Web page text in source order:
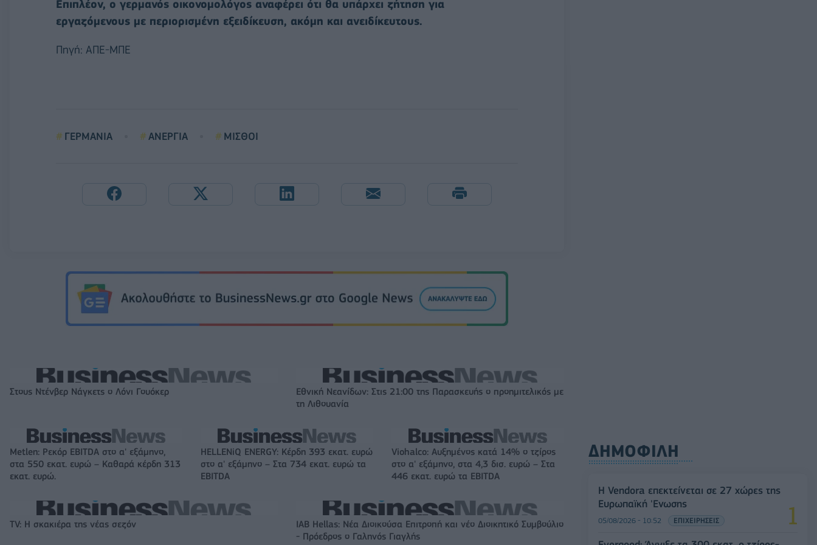
Επιπλέον, ο γερμανός οικονομολόγος αναφέρει ότι θα υπάρχει ζήτηση για
εργαζόμενους με περιορισμένη εξειδίκευση, ακόμη και ανειδίκευτους.
Πηγή: ΑΠΕ-ΜΠΕ
ΓΕΡΜΑΝΙΑ ΑΝΕΡΓΙΑ ΜΙΣΘΟΙ
Στους Ντένβερ Νάγκετς ο Λόνι Γουόκερ
Εθνική Νεανίδων: Στις 21:00 της Παρασκευής ο προημιτελικός με
τη Λιθουανία
Metlen: Ρεκόρ EBITDA στο α' εξάμηνο,
στα 550 εκατ. ευρώ – Καθαρά κέρδη 313
εκατ. ευρώ.
HELLENiQ ENERGY: Κέρδη 393 εκατ. ευρώ
στο α' εξάμηνο – Στα 734 εκατ. ευρώ τα
EBITDA
Viohalco: Αυξημένος κατά 14% ο τζίρος
στο α' εξάμηνο, στα 4,3 δισ. ευρώ – Στα
446 εκατ. ευρώ τα EBITDA
TV: Η σκακιέρα της νέας σεζόν
IAB Hellas: Νέα Διοικούσα Επιτροπή και νέο Διοικητικό Συμβούλιο
- Πρόεδρος ο Γαληνός Γιαγλής
ΔΗΜΟΦΙΛΗ
Η Vendora επεκτείνεται σε 27 χώρες της
Ευρωπαϊκή 'Ενωσης
05/08/2026 - 10:52 ΕΠΙΧΕΙΡΗΣΕΙΣ